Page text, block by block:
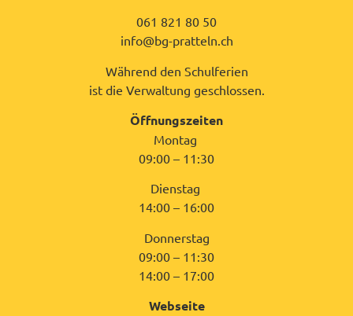
061 821 80 50
info@bg-pratteln.ch
Während den Schulferien
ist die Verwaltung geschlossen.
Öffnungszeiten
Montag
09:00 – 11:30
Dienstag
14:00 – 16:00
Donnerstag
09:00 – 11:30
14:00 – 17:00
Webseite